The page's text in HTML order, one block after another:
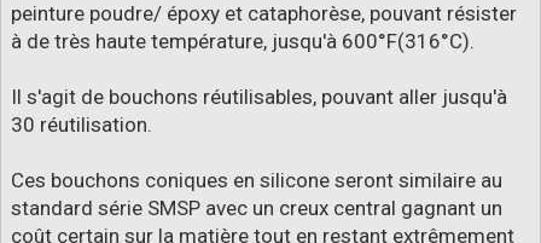
peinture poudre/ époxy et cataphorèse, pouvant résister
à de très haute température, jusqu'à 600°F(316°C).
Il s'agit de bouchons réutilisables, pouvant aller jusqu'à
30 réutilisation.
Ces bouchons coniques en silicone seront similaire au
standard série SMSP avec un creux central gagnant un
coût certain sur la matière tout en restant extrêmement